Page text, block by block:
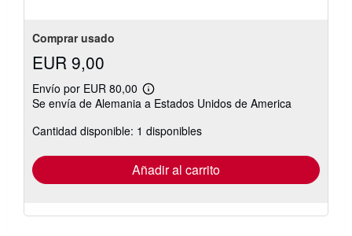
Comprar usado
EUR 9,00
Envío por EUR 80,00
Más
información
las
tarifas
envío
Se envía de Alemania a Estados Unidos de America
Cantidad disponible: 1 disponibles
Añadir al carrito